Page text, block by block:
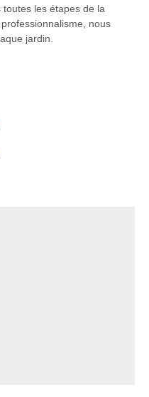
les étapes de la
nous
jardin.